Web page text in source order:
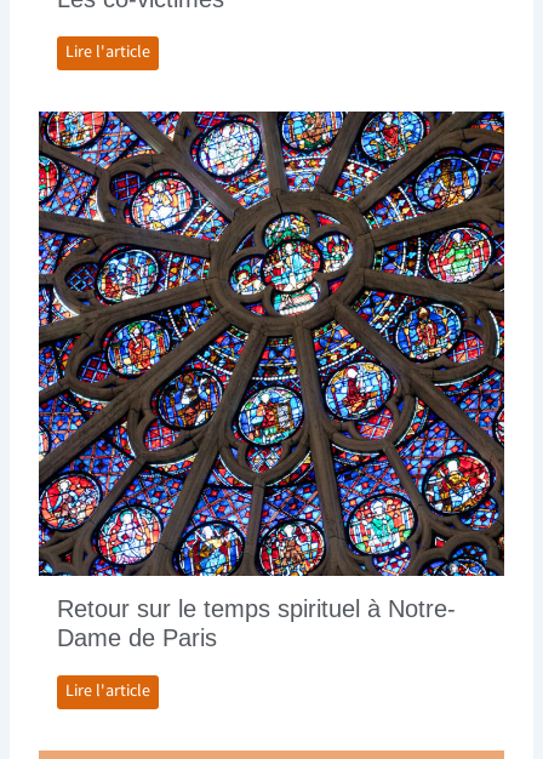
Lire l'article
Retour sur le temps spirituel à Notre-
Dame de Paris
Lire l'article